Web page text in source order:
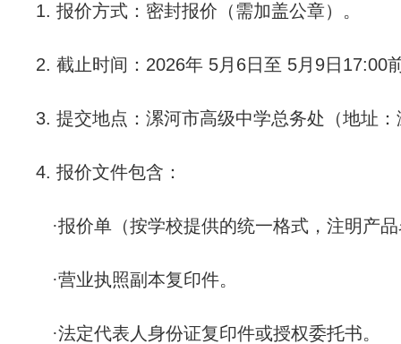
1. 报价方式：密封报价（需加盖公章）。
2. 截止时间： 2026年 5月 6日至 5月 9日 17:00
3. 提交地点：漯河市高级中学总务处（地址
4. 报价文件包含：
·报价单（按学校提供的统一格式，注明产
·营业执照副本复印件。
·法定代表人身份证复印件或授权委托书。